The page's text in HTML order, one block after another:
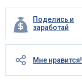
Поделись и
заработай
Мне нравится!